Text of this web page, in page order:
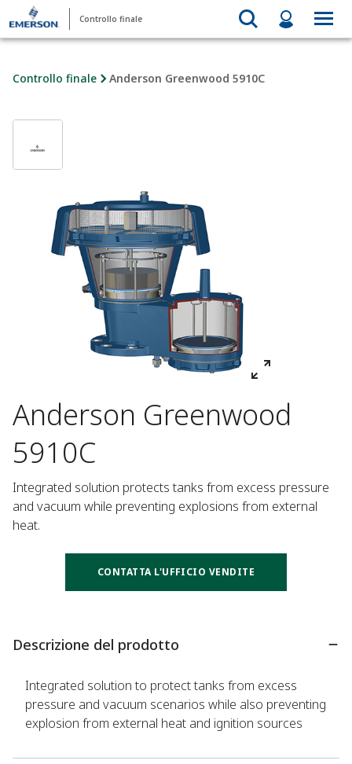
Controllo finale
Controllo finale Anderson Greenwood 5910C
Anderson Greenwood
5910C
Integrated solution protects tanks from excess pressure
and vacuum while preventing explosions from external
heat.
CONTATTA L'UFFICIO VENDITE
Descrizione del prodotto
Integrated solution to protect tanks from excess
pressure and vacuum scenarios while also preventing
explosion from external heat and ignition sources